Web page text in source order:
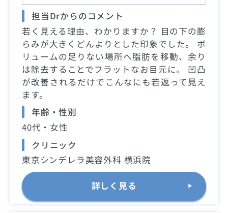
担当Drからのコメント
若く見える理由、わかりますか？ 目の下の膨
らみが大きくどんよりとした印象でした。 ボ
リュームの足りない場所へ脂肪を移動、余り
は除去することでフラットなお目元に。 凹凸
が改善されるだけでこんなにも若返って見え
ます。
年齢・性別
40代・女性
クリニック
東京シンデレラ美容外科 横浜院
詳しく見る